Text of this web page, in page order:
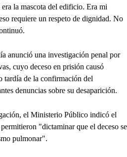
la mascota del edificio. Era mi
requiere un respeto de dignidad. No
anunció una investigación penal por
cuyo deceso en prisión causó
tardía de la confirmación del
denuncias sobre su desaparición.
el Ministerio Público indicó el
"dictaminar que el deceso se
pulmonar".